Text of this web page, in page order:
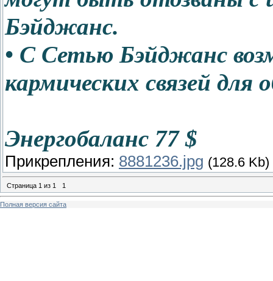
Бэйджанс.
• С Сетью Бэйджанс
кармических связей для
Энергобаланс 77 $
Прикрепления: 8881236.jpg (128.6 Kb)
Страница 1 из 1 1
Полная версия сайта